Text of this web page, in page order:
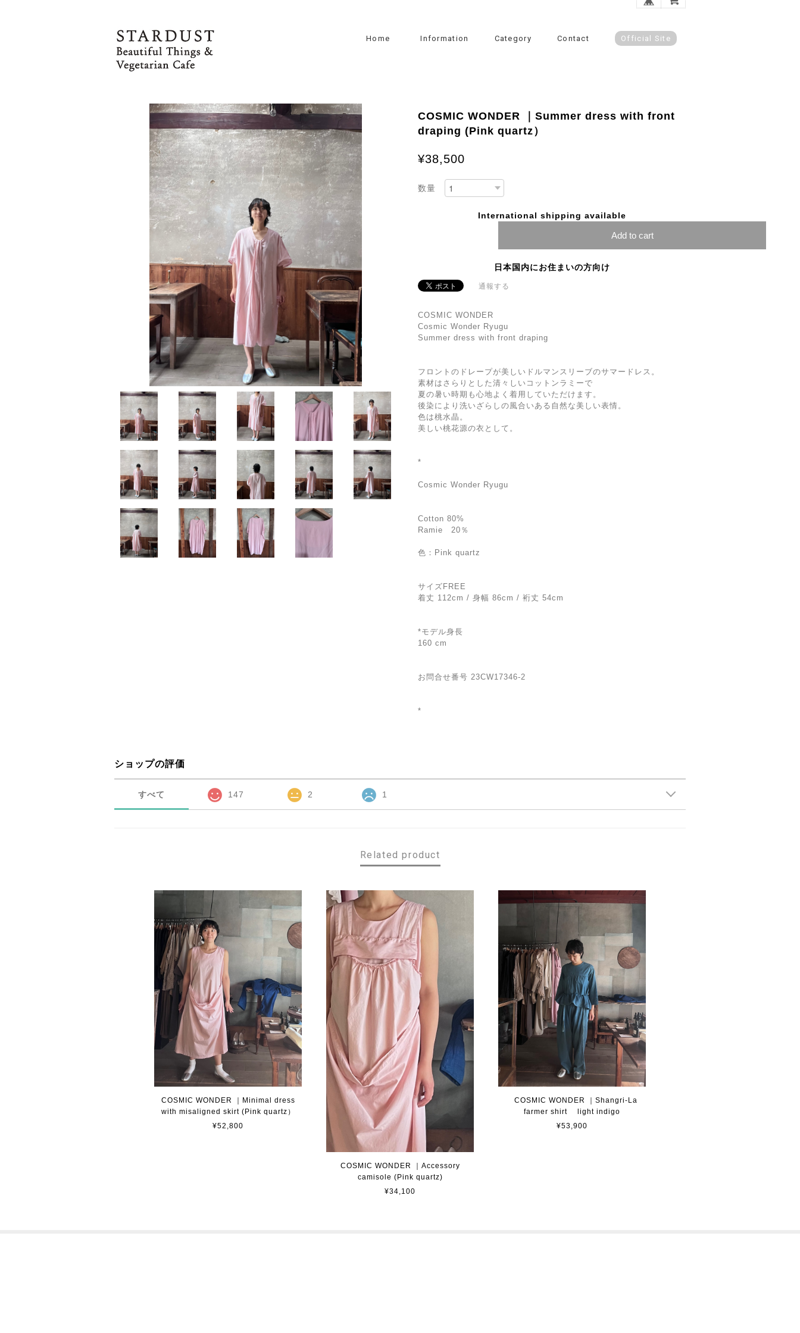
Home Information Category Contact Official Site
COSMIC WONDER ｜Summer dress with front
draping (Pink quartz）
¥38,500
数量
International shipping available
Add to cart
日本国内にお住まいの方向け
通報する
COSMIC WONDER
Cosmic Wonder Ryugu
Summer dress with front draping
フロントのドレープが美しいドルマンスリーブのサマードレス。
素材はさらりとした清々しいコットンラミーで
夏の暑い時期も心地よく着用していただけます。
後染により洗いざらしの風合いある自然な美しい表情。
色は桃水晶。
美しい桃花源の衣として。
*
Cosmic Wonder Ryugu
Cotton 80%
Ramie 20％
色：Pink quartz
サイズFREE
着丈 112cm / 身幅 86cm / 裄丈 54cm
*モデル身長
160 cm
お問合せ番号 23CW17346-2
*
ショップの評価
すべて 147 2 1
Related product
COSMIC WONDER ｜Minimal dress
with misaligned skirt (Pink quartz）
¥52,800
COSMIC WONDER ｜Accessory
camisole (Pink quartz)
¥34,100
COSMIC WONDER ｜Shangri-La
farmer shirt light indigo
¥53,900